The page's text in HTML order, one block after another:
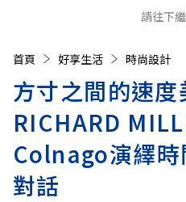
請往下
首頁 好享生活 時尚設計
方寸之間的速度
RICHARD
Colnago演繹時
對話